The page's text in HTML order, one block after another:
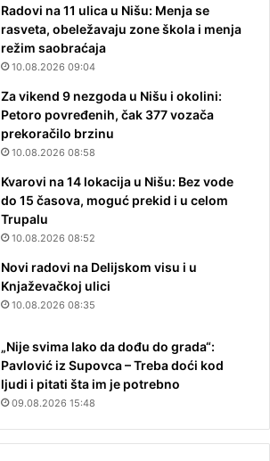
Radovi na 11 ulica u Nišu: Menja se
rasveta, obeležavaju zone škola i menja
režim saobraćaja
10.08.2026 09:04
Za vikend 9 nezgoda u Nišu i okolini:
Petoro povređenih, čak 377 vozača
prekoračilo brzinu
10.08.2026 08:58
Kvarovi na 14 lokacija u Nišu: Bez vode
do 15 časova, moguć prekid i u celom
Trupalu
10.08.2026 08:52
Novi radovi na Delijskom visu i u
Knjaževačkoj ulici
10.08.2026 08:35
„Nije svima lako da dođu do grada“:
Pavlović iz Supovca – Treba doći kod
ljudi i pitati šta im je potrebno
09.08.2026 15:48